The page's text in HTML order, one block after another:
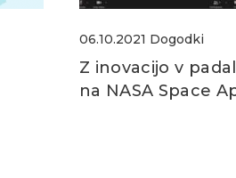
06.10.2021 Dogodki
Z inovacijo v
na NASA Space